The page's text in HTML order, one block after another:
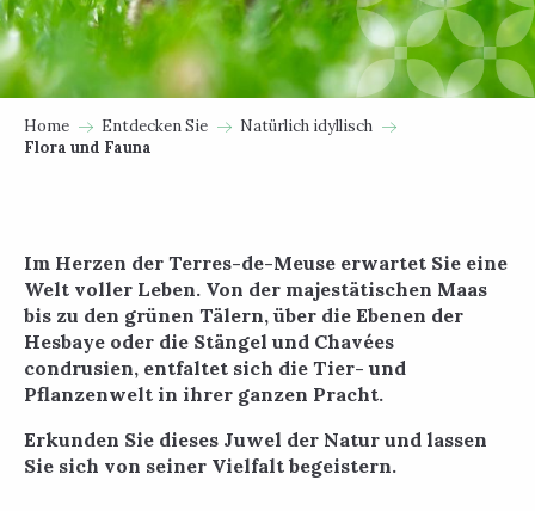
Home Entdecken Sie
Natürlich idyllisch
Flora und Fauna
Im Herzen der Terres-de-Meuse erwartet Sie eine
Welt voller Leben. Von der majestätischen Maas
bis zu den grünen Tälern, über die Ebenen der
Hesbaye oder die Stängel und Chavées
condrusien, entfaltet sich die Tier- und
Pflanzenwelt in ihrer ganzen Pracht.
Erkunden Sie dieses Juwel der Natur und lassen
Sie sich von seiner Vielfalt begeistern.